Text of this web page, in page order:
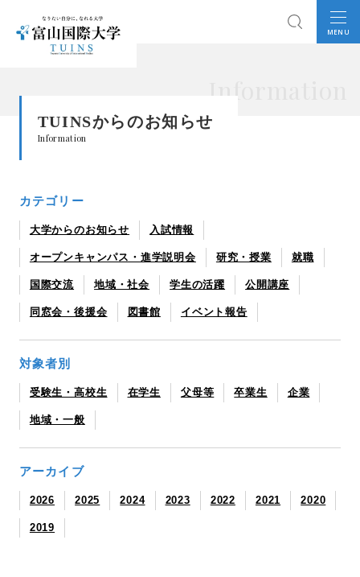
MENU
Information
TUINSからのお知らせ
Information
カテゴリー
大学からのお知らせ 入試情報
オープンキャンパス・進学説明会 研究・授業 就職
国際交流 地域・社会 学生の活躍 公開講座
同窓会・後援会 図書館 イベント報告
対象者別
受験生・高校生 在学生 父母等 卒業生 企業
地域・一般
アーカイブ
2026 2025 2024 2023 2022 2021 2020
2019